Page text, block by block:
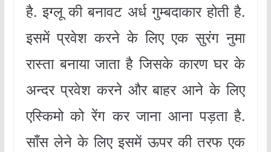
है. इग्लू की बनावट अर्ध गुम्बदाकार होती है.
इसमें प्रवेश करने के लिए एक सुरंग नुमा
रास्ता बनाया जाता है जिसके कारण घर के
अन्दर प्रवेश करने और बाहर आने के लिए
एस्किमो को रेंग कर जाना आना पड़ता है.
साँस लेने के लिए इसमें ऊपर की तरफ एक